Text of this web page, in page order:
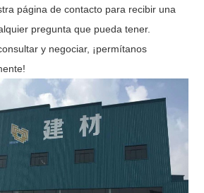
página de contacto para recibir una
pregunta que pueda tener.
y negociar, ¡permítanos